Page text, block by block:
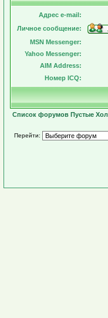
Адрес e-mail:
Личное сообщение:
MSN Messenger:
Yahoo Messenger:
AIM Address:
Номер ICQ:
Список форумов Пустые
Перейти: